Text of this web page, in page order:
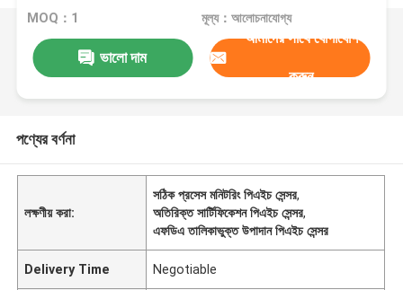
শংসাপত্র
MOQ：1 মূল্য：আলোচনাযোগ্য
ভালো দাম
আমাদের সাথে যোগাযোগ
করুন
পণ্যের বর্ণনা
লক্ষণীয় করা:
সঠিক প্রসেস মনিটরিং পিএইচ সেন্সর,
অতিরিক্ত সার্টিফিকেশন পিএইচ সেন্সর,
এফডিএ তালিকাভুক্ত উপাদান পিএইচ সেন্সর
Delivery Time Negotiable